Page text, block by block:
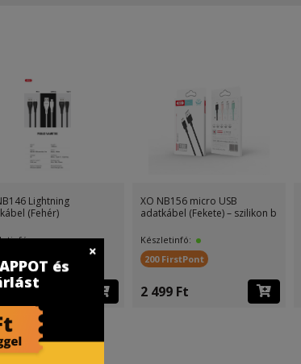
Lightning
(Fehér)
FirstPont
Ft
XO NB156 micro USB
adatkábel (Fekete) – szilikon b
Készletinfó:
200 FirstPont
2 499 Ft
és